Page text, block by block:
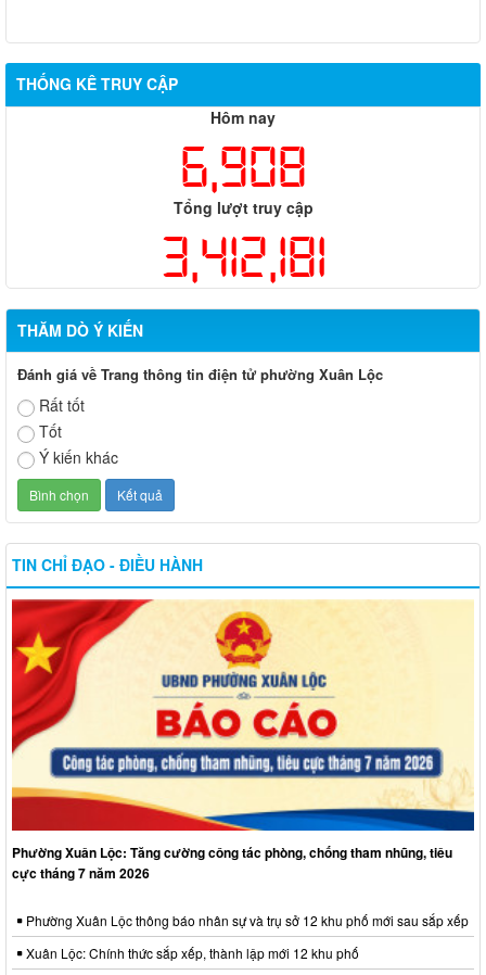
THỐNG KÊ TRUY CẬP
Hôm nay
6,908
Tổng lượt truy cập
3,412,181
THĂM DÒ Ý KIẾN
Đánh giá về Trang thông tin điện tử phường Xuân Lộc
Rất tốt
Tốt
Ý kiến khác
TIN CHỈ ĐẠO - ĐIỀU HÀNH
Phường Xuân Lộc: Tăng cường công tác phòng, chống tham nhũng, tiêu
cực tháng 7 năm 2026
Phường Xuân Lộc thông báo nhân sự và trụ sở 12 khu phố mới sau sắp xếp
Xuân Lộc: Chính thức sắp xếp, thành lập mới 12 khu phố